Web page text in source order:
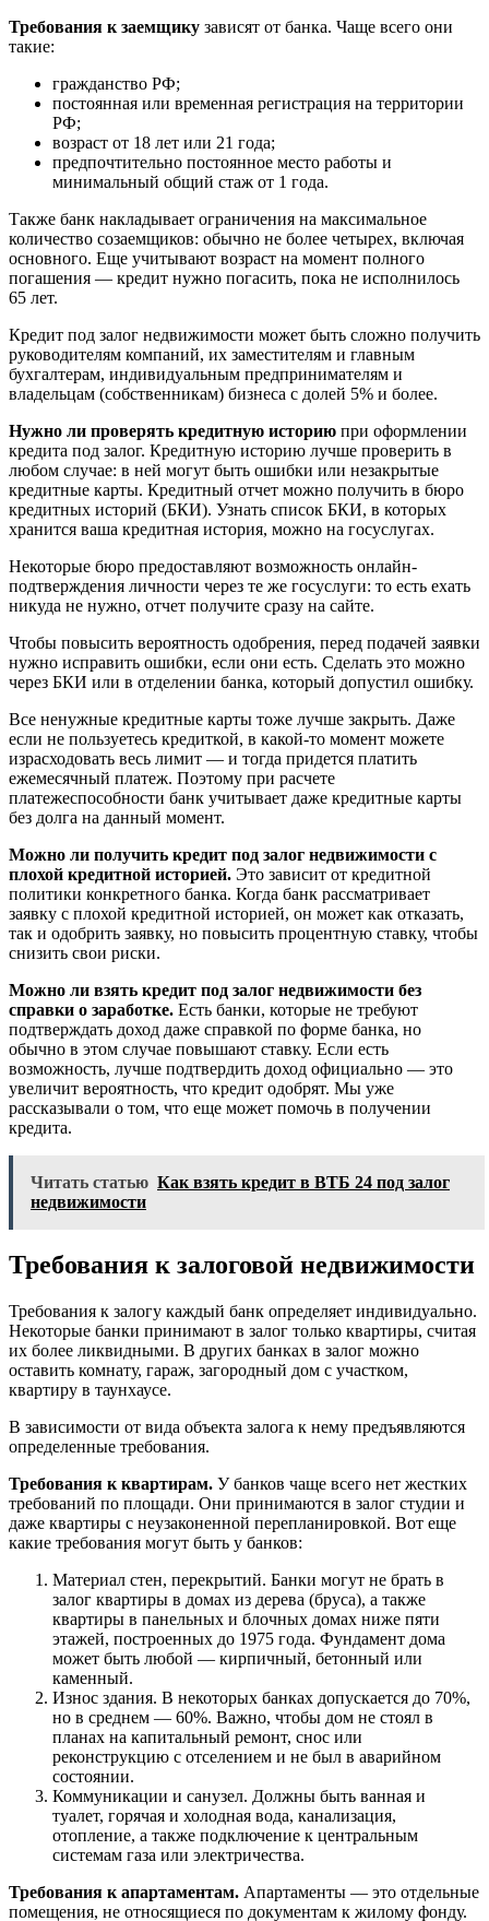
Требования к заемщику зависят от банка. Чаще всего они
такие:
гражданство РФ;
постоянная или временная регистрация на территории
РФ;
возраст от 18 лет или 21 года;
предпочтительно постоянное место работы и
минимальный общий стаж от 1 года.
Также банк накладывает ограничения на максимальное
количество созаемщиков: обычно не более четырех, включая
основного. Еще учитывают возраст на момент полного
погашения — кредит нужно погасить, пока не исполнилось
65 лет.
Кредит под залог недвижимости может быть сложно получить
руководителям компаний, их заместителям и главным
бухгалтерам, индивидуальным предпринимателям и
владельцам (собственникам) бизнеса с долей 5% и более.
Нужно ли проверять кредитную историю при оформлении
кредита под залог. Кредитную историю лучше проверить в
любом случае: в ней могут быть ошибки или незакрытые
кредитные карты. Кредитный отчет можно получить в бюро
кредитных историй (БКИ). Узнать список БКИ, в которых
хранится ваша кредитная история, можно на госуслугах.
Некоторые бюро предоставляют возможность онлайн-
подтверждения личности через те же госуслуги: то есть ехать
никуда не нужно, отчет получите сразу на сайте.
Чтобы повысить вероятность одобрения, перед подачей заявки
нужно исправить ошибки, если они есть. Сделать это можно
через БКИ или в отделении банка, который допустил ошибку.
Все ненужные кредитные карты тоже лучше закрыть. Даже
если не пользуетесь кредиткой, в какой-то момент можете
израсходовать весь лимит — и тогда придется платить
ежемесячный платеж. Поэтому при расчете
платежеспособности банк учитывает даже кредитные карты
без долга на данный момент.
Можно ли получить кредит под залог недвижимости с
плохой кредитной историей. Это зависит от кредитной
политики конкретного банка. Когда банк рассматривает
заявку с плохой кредитной историей, он может как отказать,
так и одобрить заявку, но повысить процентную ставку, чтобы
снизить свои риски.
Можно ли взять кредит под залог недвижимости без
справки о заработке. Есть банки, которые не требуют
подтверждать доход даже справкой по форме банка, но
обычно в этом случае повышают ставку. Если есть
возможность, лучше подтвердить доход официально — это
увеличит вероятность, что кредит одобрят. Мы уже
рассказывали о том, что еще может помочь в получении
кредита.
Читать статью Как взять кредит в ВТБ 24 под залог
недвижимости
Требования к залоговой недвижимости
Требования к залогу каждый банк определяет индивидуально.
Некоторые банки принимают в залог только квартиры, считая
их более ликвидными. В других банках в залог можно
оставить комнату, гараж, загородный дом с участком,
квартиру в таунхаусе.
В зависимости от вида объекта залога к нему предъявляются
определенные требования.
Требования к квартирам. У банков чаще всего нет жестких
требований по площади. Они принимаются в залог студии и
даже квартиры с неузаконенной перепланировкой. Вот еще
какие требования могут быть у банков:
Материал стен, перекрытий. Банки могут не брать в
залог квартиры в домах из дерева (бруса), а также
квартиры в панельных и блочных домах ниже пяти
этажей, построенных до 1975 года. Фундамент дома
может быть любой — кирпичный, бетонный или
каменный.
Износ здания. В некоторых банках допускается до 70%,
но в среднем — 60%. Важно, чтобы дом не стоял в
планах на капитальный ремонт, снос или
реконструкцию с отселением и не был в аварийном
состоянии.
Коммуникации и санузел. Должны быть ванная и
туалет, горячая и холодная вода, канализация,
отопление, а также подключение к центральным
системам газа или электричества.
Требования к апартаментам. Апартаменты — это отдельные
помещения, не относящиеся по документам к жилому фонду.